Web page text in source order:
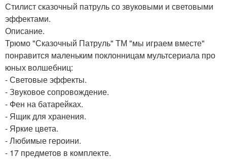
Стилист сказочный патруль со звуковыми и световыми
эффектами.
Описание.
Трюмо "Сказочный Патруль" ТМ "мы играем вместе"
понравится маленьким поклонницам мультсериала про
юных волшебниц:
- Световые эффекты.
- Звуковое сопровождение.
- Фен на батарейках.
- Ящик для хранения.
- Яркие цвета.
- Любимые героини.
- 17 предметов в комплекте.